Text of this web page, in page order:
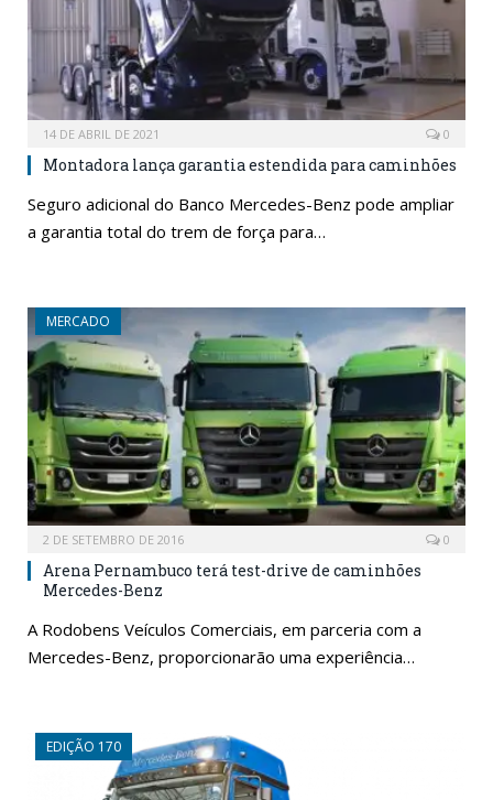
14 DE ABRIL DE 2021 0
Montadora lança garantia estendida para caminhões
Seguro adicional do Banco Mercedes-Benz pode ampliar
a garantia total do trem de força para…
MERCADO
2 DE SETEMBRO DE 2016 0
Arena Pernambuco terá test-drive de caminhões
Mercedes-Benz
A Rodobens Veículos Comerciais, em parceria com a
Mercedes-Benz, proporcionarão uma experiência…
EDIÇÃO 170